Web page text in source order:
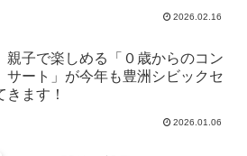
2026.02.16
親子で楽しめる「０歳からのコン
サート」が今年も豊洲シビックセ
ます！
2026.01.06